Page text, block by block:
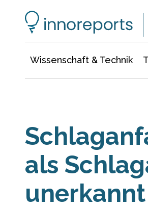
Wissenschaft & Technik
als
unerkannt